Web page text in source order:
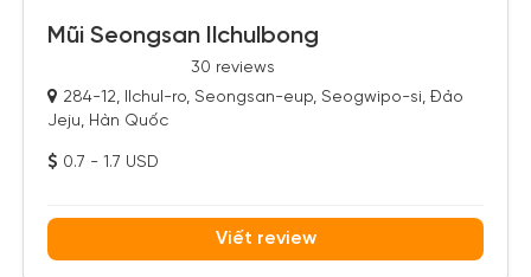
Mũi Seongsan Ilchulbong
30 reviews
284-12, Ilchul-ro, Seongsan-eup, Seogwipo-si, Đảo
Jeju, Hàn Quốc
0.7 - 1.7 USD
Viết review